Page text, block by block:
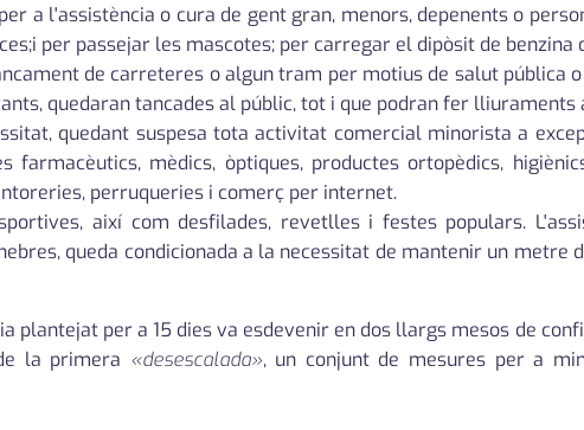
a l'assistència o cura de gent gran, menors, depenents o
per passejar les mascotes; per carregar el dipòsit de benzina
de carreteres o algun tram per motius de salut pública
quedaran tancades al públic, tot i que podran fer lliuraments
quedant suspesa tota activitat comercial minorista a
farmacèutics, mèdics, òptiques, productes ortopèdics,
perruqueries i comerç per internet.
així com desfilades, revetlles i festes populars.
queda condicionada a la necessitat de mantenir un metre
plantejat per a 15 dies va esdevenir en dos llargs mesos de
la primera «desescalada», un conjunt de mesures per a